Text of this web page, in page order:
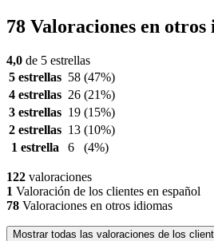
78 Valoraciones en otros
4,0 de 5 estrellas
5 estrellas 58 (47%)
4 estrellas 26 (21%)
3 estrellas 19 (15%)
2 estrellas 13 (10%)
1 estrella
6 (4%)
122 valoraciones
1 Valoración de los clientes en español
78 Valoraciones en otros idiomas
Mostrar todas las valoraciones de los